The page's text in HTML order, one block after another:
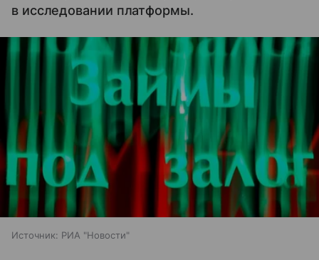
в исследовании платформы.
Источник: РИА "Новости"